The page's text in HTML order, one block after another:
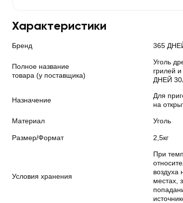
Характеристики
Бренд 365
Полное название
товара (у поставщика)
Уголь
грилей
ДНЕЙ
Назначение
Для
на
Материал Уголь
Размер/Формат 2,5кг
Условия хранения
При
воздуха
местах,